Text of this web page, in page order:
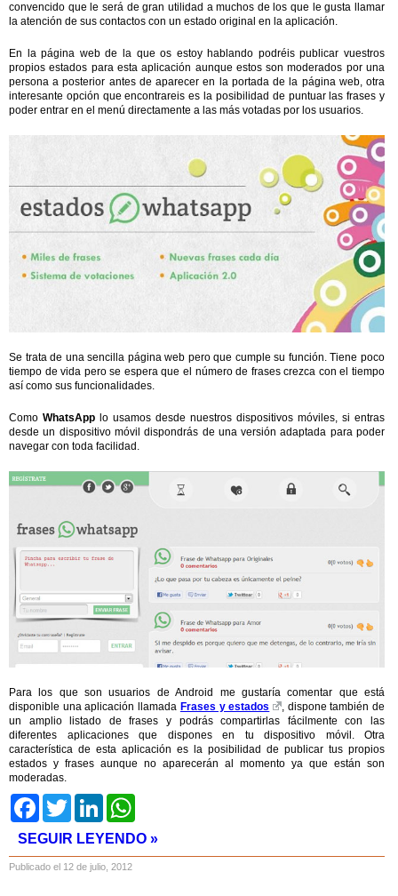
convencido que le será de gran utilidad a muchos de los que le gusta llamar
la atención de sus contactos con un estado original en la aplicación.
En la página web de la que os estoy hablando podréis publicar vuestros
propios estados para esta aplicación aunque estos son moderados por una
persona a posterior antes de aparecer en la portada de la página web, otra
interesante opción que encontrareis es la posibilidad de puntuar las frases y
poder entrar en el menú directamente a las más votadas por los usuarios.
Se trata de una sencilla página web pero que cumple su función. Tiene poco
tiempo de vida pero se espera que el número de frases crezca con el tiempo
así como sus funcionalidades.
Como WhatsApp lo usamos desde nuestros dispositivos móviles, si entras
desde un dispositivo móvil dispondrás de una versión adaptada para poder
navegar con toda facilidad.
Para los que son usuarios de Android me gustaría comentar que está
disponible una aplicación llamada Frases y estados
, dispone también de
un amplio listado de frases y podrás compartirlas fácilmente con las
diferentes aplicaciones que dispones en tu dispositivo móvil. Otra
característica de esta aplicación es la posibilidad de publicar tus propios
estados y frases aunque no aparecerán al momento ya que están son
moderadas.
FacebookTwitter LinkedIn
SEGUIR LEYENDO »
Publicado el 12 de julio, 2012